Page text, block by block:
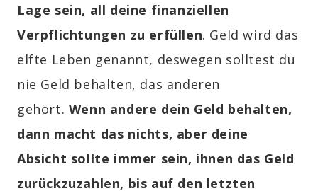
Lage sein, all deine finanziellen
Verpflichtungen zu erfüllen. Geld wird das
elfte Leben genannt, deswegen solltest du
nie Geld behalten, das anderen
gehört. Wenn andere dein Geld behalten,
dann macht das nichts, aber deine
Absicht sollte immer sein, ihnen das Geld
zurückzuzahlen, bis auf den letzten